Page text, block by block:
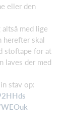
eller den
med lige
herefter skal
stoftape for at
laves der med
stav op: